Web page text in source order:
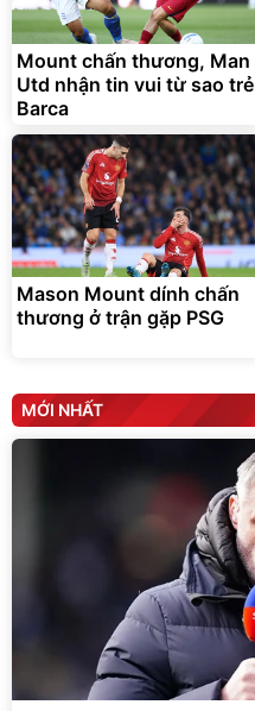
Mount chấn thương, Man
Utd nhận tin vui từ sao trẻ
Barca
Mason Mount dính chấn
thương ở trận gặp PSG
MỚI NHẤT